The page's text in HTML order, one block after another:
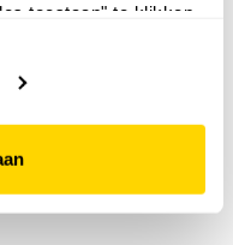
toestaan" te klikken.